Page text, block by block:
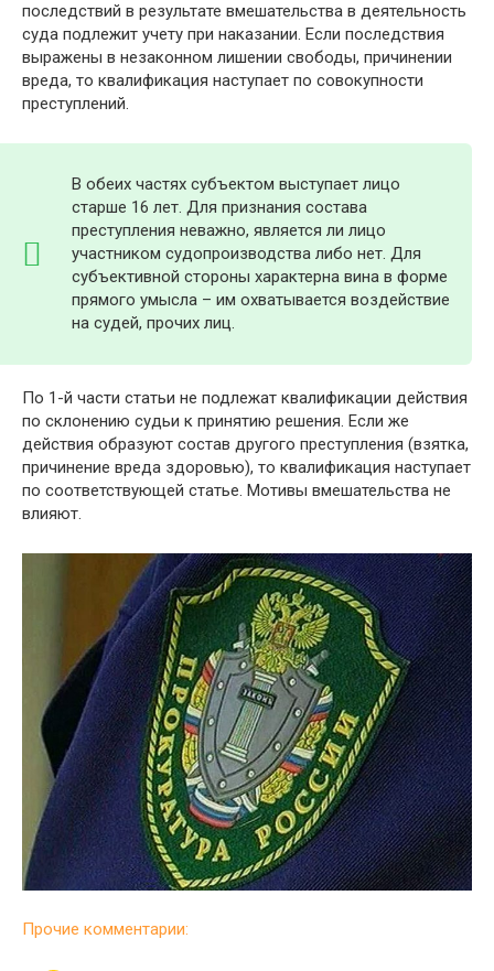
последствий в результате вмешательства в деятельность
суда подлежит учету при наказании. Если последствия
выражены в незаконном лишении свободы, причинении
вреда, то квалификация наступает по совокупности
преступлений.
В обеих частях субъектом выступает лицо
старше 16 лет. Для признания состава
преступления неважно, является ли лицо
участником судопроизводства либо нет. Для
субъективной стороны характерна вина в форме
прямого умысла – им охватывается воздействие
на судей, прочих лиц.
По 1-й части статьи не подлежат квалификации действия
по склонению судьи к принятию решения. Если же
действия образуют состав другого преступления (взятка,
причинение вреда здоровью), то квалификация наступает
по соответствующей статье. Мотивы вмешательства не
влияют.
Прочие комментарии: